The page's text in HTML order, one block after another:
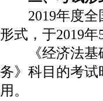
2019年度全
形式，于2019年
《经济法基础
务》科目的考
用。